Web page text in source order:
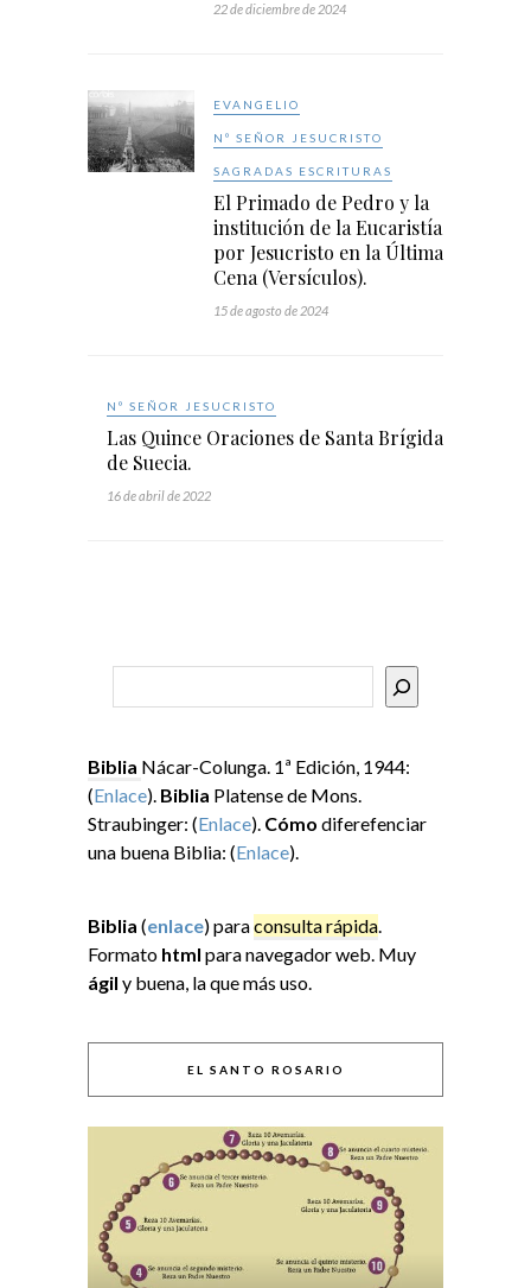
22 de diciembre de 2024
EVANGELIO
Nº SEÑOR JESUCRISTO
SAGRADAS ESCRITURAS
El Primado de Pedro y la
institución de la Eucaristía
por Jesucristo en la Última
Cena (Versículos).
15 de agosto de 2024
Nº SEÑOR JESUCRISTO
Las Quince Oraciones de Santa Brígida
de Suecia.
16 de abril de 2022
Biblia Nácar-Colunga. 1ª Edición, 1944:
(Enlace). Biblia Platense de Mons.
Straubinger: (Enlace). Cómo diferefenciar
una buena Biblia: (Enlace).
Biblia (enlace) paraconsulta rápida.
Formato html para navegador web. Muy
ágil y buena, la que más uso.
EL SANTO ROSARIO